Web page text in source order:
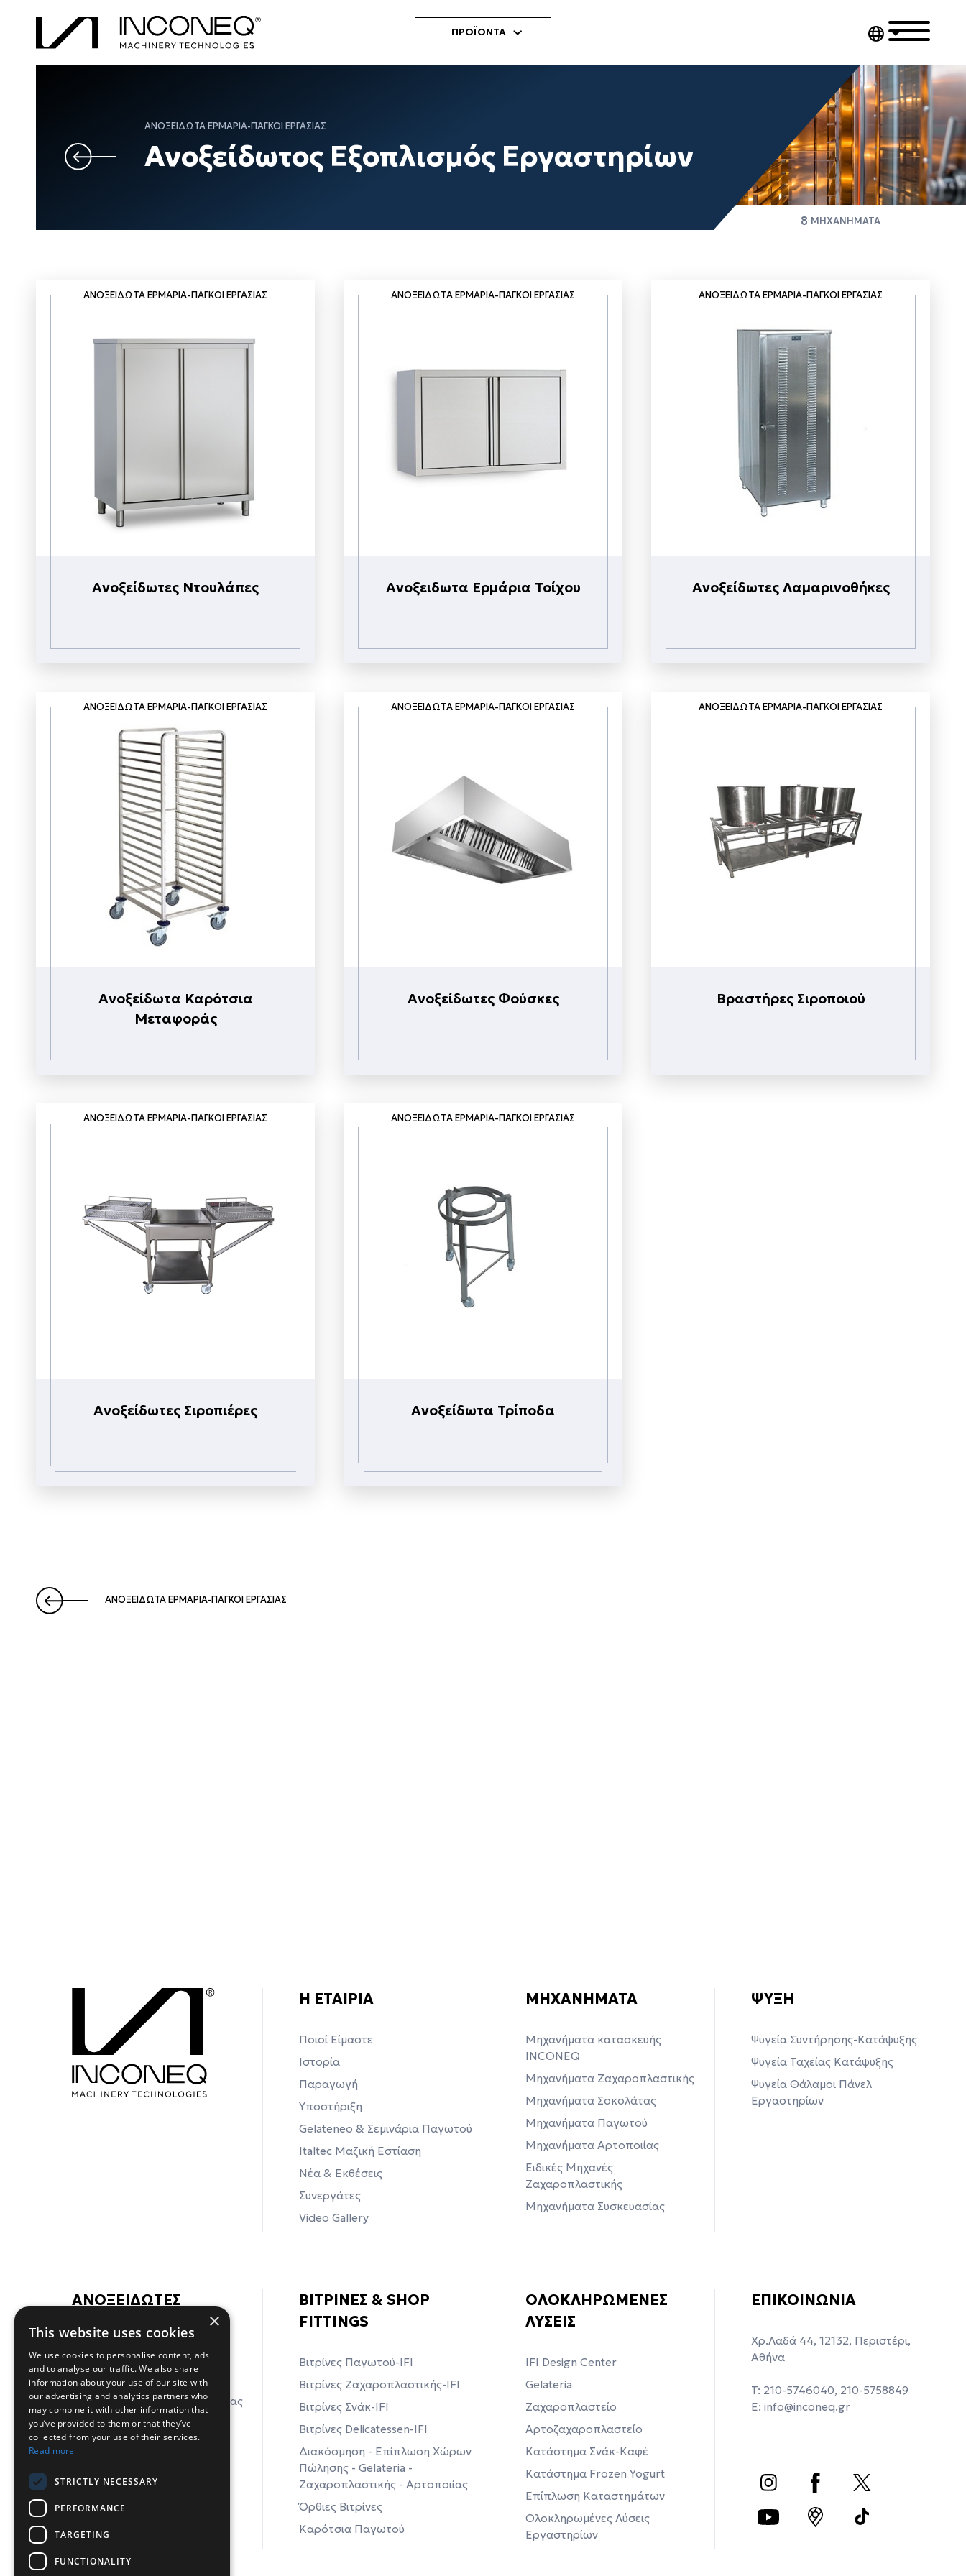
ΠΡΟΪΟΝΤΑ
ΑΝΟΞΕΊΔΩΤΑ ΕΡΜΆΡΙΑ-ΠΆΓΚΟΙ ΕΡΓΑΣΊΑΣ
Ανοξείδωτος Εξοπλισμός Εργαστηρίων
8 ΜΗΧΑΝΗΜΑΤΑ
ΑΝΟΞΕΊΔΩΤΑ ΕΡΜΆΡΙΑ-ΠΆΓΚΟΙ ΕΡΓΑΣΊΑΣ
Ανοξείδωτες Ντουλάπες
ΑΝΟΞΕΊΔΩΤΑ ΕΡΜΆΡΙΑ-ΠΆΓΚΟΙ ΕΡΓΑΣΊΑΣ
Ανοξειδωτα Ερμάρια Τοίχου
ΑΝΟΞΕΊΔΩΤΑ ΕΡΜΆΡΙΑ-ΠΆΓΚΟΙ ΕΡΓΑΣΊΑΣ
Ανοξείδωτες Λαμαρινοθήκες
ΑΝΟΞΕΊΔΩΤΑ ΕΡΜΆΡΙΑ-ΠΆΓΚΟΙ ΕΡΓΑΣΊΑΣ
Ανοξείδωτα Καρότσια
Μεταφοράς
ΑΝΟΞΕΊΔΩΤΑ ΕΡΜΆΡΙΑ-ΠΆΓΚΟΙ ΕΡΓΑΣΊΑΣ
Ανοξείδωτες Φούσκες
ΑΝΟΞΕΊΔΩΤΑ ΕΡΜΆΡΙΑ-ΠΆΓΚΟΙ ΕΡΓΑΣΊΑΣ
Βραστήρες Σιροποιού
ΑΝΟΞΕΊΔΩΤΑ ΕΡΜΆΡΙΑ-ΠΆΓΚΟΙ ΕΡΓΑΣΊΑΣ
Ανοξείδωτες Σιροπιέρες
ΑΝΟΞΕΊΔΩΤΑ ΕΡΜΆΡΙΑ-ΠΆΓΚΟΙ ΕΡΓΑΣΊΑΣ
Ανοξείδωτα Τρίποδα
ΑΝΟΞΕΊΔΩΤΑ ΕΡΜΆΡΙΑ-ΠΆΓΚΟΙ ΕΡΓΑΣΊΑΣ
Η ΕΤΑΙΡΙΑ
Ποιοί Είμαστε
Ιστορία
Παραγωγή
Υποστήριξη
Gelateneo & Σεμινάρια Παγωτού
Italtec Μαζική Εστίαση
Νέα & Εκθέσεις
Συνεργάτες
Video Gallery
ΜΗΧΑΝΗΜΑΤΑ
Μηχανήματα κατασκευής
INCONEQ
Μηχανήματα Ζαχαροπλαστικής
Μηχανήματα Σοκολάτας
Μηχανήματα Παγωτού
Μηχανήματα Αρτοποιίας
Ειδικές Μηχανές
Ζαχαροπλαστικής
Μηχανήματα Συσκευασίας
ΨΥΞΗ
Ψυγεία Συντήρησης-Κατάψυξης
Ψυγεία Ταχείας Κατάψυξης
Ψυγεία Θάλαμοι Πάνελ
Εργαστηρίων
ΑΝΟΞΕΙΔΩΤΕΣ
Ανοξείδωτα Ερμάρια-Πάγκοι
Εργασίας
Ανοξείδωτα Τραπέζια Εργασίας
Ανοξείδωτες Λάντζες
Ανοξείδωτες Φωτιές
Εργαστηρίων
ΒΙΤΡΙΝΕΣ & SHOP
FITTINGS
Βιτρίνες Παγωτού-IFI
Βιτρίνες Ζαχαροπλαστικής-IFI
Βιτρίνες Σνάκ-IFI
Βιτρίνες Delicatessen-IFI
Διακόσμηση - Επίπλωση Χώρων
Πώλησης - Gelateria -
Ζαχαροπλαστικής - Αρτοποιίας
Όρθιες Βιτρίνες
Καρότσια Παγωτού
ΟΛΟΚΛΗΡΩΜΕΝΕΣ
ΛΥΣΕΙΣ
ΙFI Design Center
Gelateria
Ζαχαροπλαστείο
Αρτoζαχαροπλαστείο
Κατάστημα Σνάκ-Καφέ
Κατάστημα Frozen Yogurt
Επίπλωση Καταστημάτων
Ολοκληρωμένες Λύσεις
Εργαστηρίων
ΕΠΙΚΟΙΝΩΝΙΑ
Χρ.Λαδά 44, 12132, Περιστέρι,
Αθήνα
T: 210-5746040, 210-5758849
Ε:info@inconeq.gr
×
This website uses cookies
We use cookies to personalise content, ads
and to analyse our traffic. We also share
information about your use of our site with
our advertising and analytics partners who
may combine it with other information that
you’ve provided to them or that they’ve
collected from your use of their services.
Read more
STRICTLY NECESSARY
PERFORMANCE
TARGETING
FUNCTIONALITY